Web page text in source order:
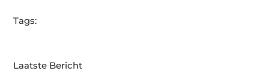
Tags:
Laatste Bericht